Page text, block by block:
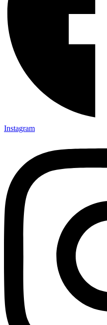
Instagram